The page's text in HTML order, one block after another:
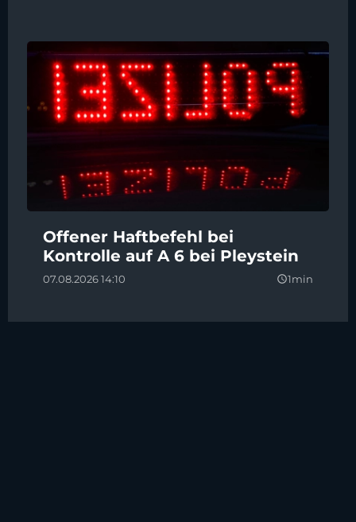
Offener Haftbefehl bei
Kontrolle auf A 6 bei Pleystein
07.08.2026 14:10 query_builder1min